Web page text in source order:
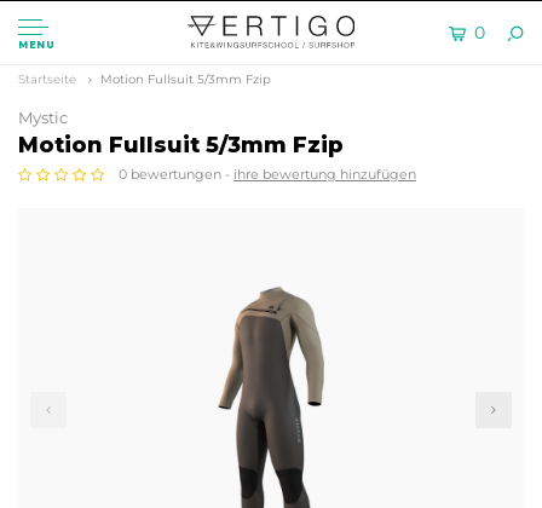
MENU
0
Startseite Motion Fullsuit 5/3mm Fzip
Mystic
Motion Fullsuit 5/3mm Fzip
0 bewertungen - ihre bewertung hinzufügen